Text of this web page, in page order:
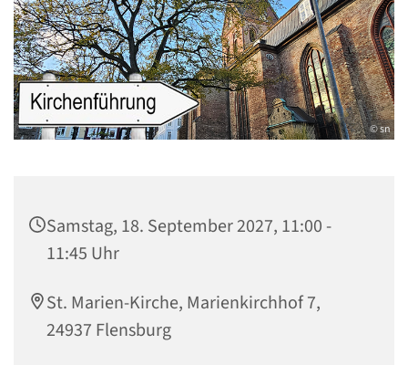
© sn
Samstag, 18. September 2027, 11:00 -
11:45 Uhr
St. Marien-Kirche, Marienkirchhof 7,
24937 Flensburg